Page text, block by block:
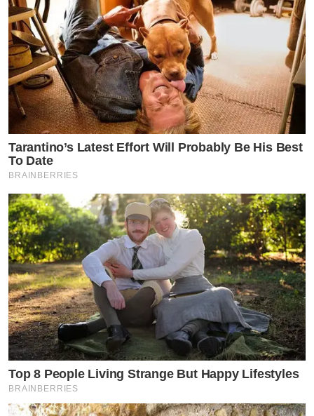
Tarantino’s Latest Effort Will Probably Be His Best
To Date
BRAINBERRIES
Top 8 People Living Strange But Happy Lifestyles
BRAINBERRIES